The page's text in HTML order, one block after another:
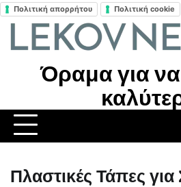
Πολιτική απορρήτου Πολιτική cookie
Skip
Όραμα για
Πλαστικές Τάπες